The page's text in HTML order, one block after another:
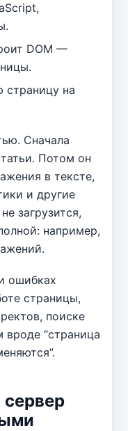
DOM —
страницу на
Сначала
Потом он
в тексте,
и другие
загрузится,
например,
ошибках
страницы,
поиске
“страница
сервер